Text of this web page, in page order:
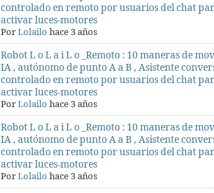
controlado en remoto por usuarios del chat
activar luces-motores
PorLolailo hace 3 años
Robot L o L a i L o _Remoto : 10 maneras de
IA , autónomo de punto A a B , Asistente
controlado en remoto por usuarios del chat
activar luces-motores
PorLolailo hace 3 años
Robot L o L a i L o _Remoto : 10 maneras de
IA , autónomo de punto A a B , Asistente
controlado en remoto por usuarios del chat
activar luces-motores
PorLolailo hace 3 años